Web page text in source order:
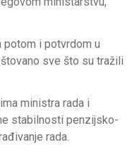
potom i potvrdom u
sve što su tražili
ministra rada i
stabilnosti penzijsko-
rada.